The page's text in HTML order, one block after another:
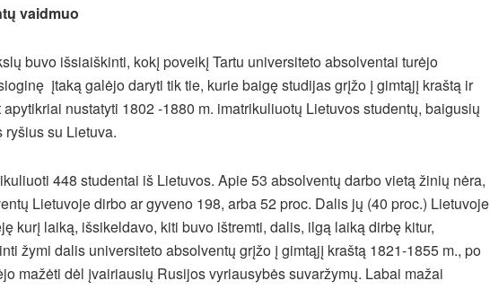
vaidmuo
buvo išsiaiškinti, kokį poveikį Tartu universiteto absolventai turėjo
įtaką galėjo daryti tik tie, kurie baigę studijas grįžo į gimtąjį kraštą ir
nustatyti 1802 -1880 m. imatrikuliuotų Lietuvos studentų, baigusių
ryšius su Lietuva.
448 studentai iš Lietuvos. Apie 53 absolventų darbo vietą žinių nėra,
Lietuvoje dirbo ar gyveno 198, arba 52 proc. Dalis jų (40 proc.) Lietuvoje
kurį laiką, išsikeldavo, kiti buvo ištremti, dalis, ilgą laiką dirbę kitur,
žymi dalis universiteto absolventų grįžo į gimtąjį kraštą 1821-1855 m., po
mažėti dėl įvairiausių Rusijos vyriausybės suvaržymų. Labai mažai